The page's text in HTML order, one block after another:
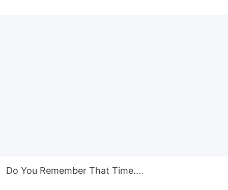
Do You Remember That Time....